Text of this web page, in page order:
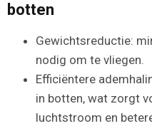
botten
Gewichtsreductie:
nodig om te vliegen.
Efficiëntere
in botten, wat zorgt
luchtstroom en